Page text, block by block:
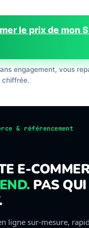
le prix de mon
engagement, vous
chiffrée.
& référencement
E-
PAS QUI
ligne sur-mesure,